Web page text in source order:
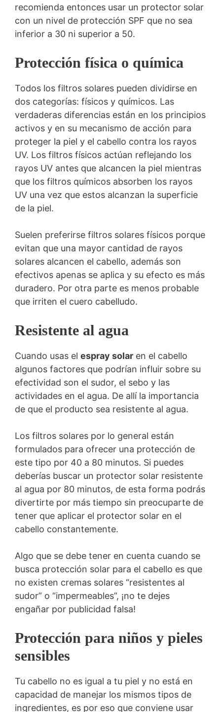
recomienda entonces usar un protector solar
con un nivel de protección SPF que no sea
inferior a 30 ni superior a 50.
Protección física o química
Todos los filtros solares pueden dividirse en
dos categorías: físicos y químicos. Las
verdaderas diferencias están en los principios
activos y en su mecanismo de acción para
proteger la piel y el cabello contra los rayos
UV. Los filtros físicos actúan reflejando los
rayos UV antes que alcancen la piel mientras
que los filtros químicos absorben los rayos
UV una vez que estos alcanzan la superficie
de la piel.
Suelen preferirse filtros solares físicos porque
evitan que una mayor cantidad de rayos
solares alcancen el cabello, además son
efectivos apenas se aplica y su efecto es más
duradero. Por otra parte es menos probable
que irriten el cuero cabelludo.
Resistente al agua
Cuando usas el espray solar en el cabello
algunos factores que podrían influir sobre su
efectividad son el sudor, el sebo y las
actividades en el agua. De allí la importancia
de que el producto sea resistente al agua.
Los filtros solares por lo general están
formulados para ofrecer una protección de
este tipo por 40 a 80 minutos. Si puedes
deberías buscar un protector solar resistente
al agua por 80 minutos, de esta forma podrás
divertirte por más tiempo sin preocuparte de
tener que aplicar el protector solar en el
cabello constantemente.
Algo que se debe tener en cuenta cuando se
busca protección solar para el cabello es que
no existen cremas solares “resistentes al
sudor” o “impermeables”, ¡no te dejes
engañar por publicidad falsa!
Protección para niños y pieles
sensibles
Tu cabello no es igual a tu piel y no está en
capacidad de manejar los mismos tipos de
ingredientes, es por eso que conviene usar